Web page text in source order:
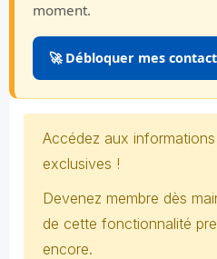
moment.
🚀 Débloquer mes
Accédez aux
exclusives !
Devenez membre dès
de cette fonctionnalité
encore.